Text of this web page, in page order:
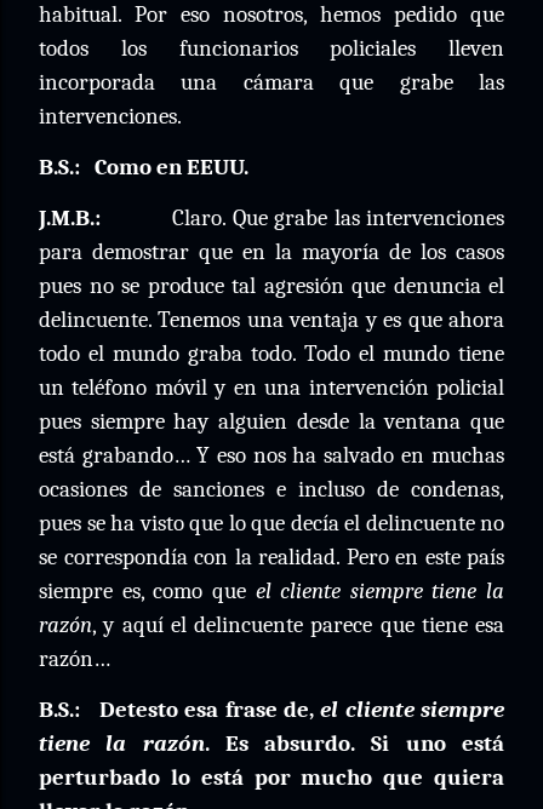
habitual. Por eso nosotros, hemos pedido que
todos los funcionarios policiales lleven
incorporada una cámara que grabe las
intervenciones.
B.S.: Como en EEUU.
J.M.B.:
Claro. Que grabe las intervenciones
para demostrar que en la mayoría de los casos
pues no se produce tal agresión que denuncia el
delincuente. Tenemos una ventaja y es que ahora
todo el mundo graba todo. Todo el mundo tiene
un teléfono móvil y en una intervención policial
pues siempre hay alguien desde la ventana que
está grabando… Y eso nos ha salvado en muchas
ocasiones de sanciones e incluso de condenas,
pues se ha visto que lo que decía el delincuente no
se correspondía con la realidad. Pero en este país
siempre es, como que el cliente siempre tiene la
razón, y aquí el delincuente parece que tiene esa
razón…
B.S.:
Detesto esa frase de,el cliente siempre
tiene la razón. Es absurdo. Si uno está
perturbado lo está por mucho que quiera